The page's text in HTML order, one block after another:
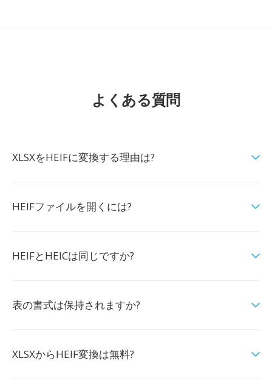
よくある質問
XLSXをHEIFに変換する理由は?
HEIFファイルを開くには?
HEIFとHEICは同じですか?
表の書式は保持されますか?
XLSXからHEIF変換は無料?